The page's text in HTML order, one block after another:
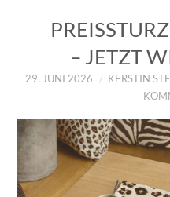
– JETZT
29. JUNI 2026 KERSTIN